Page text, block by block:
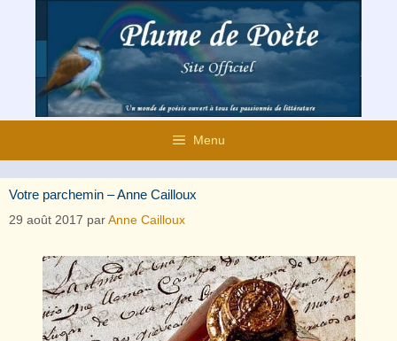
contenu
Menu
Votre parchemin – Anne Cailloux
29 août 2017 parAnne Cailloux